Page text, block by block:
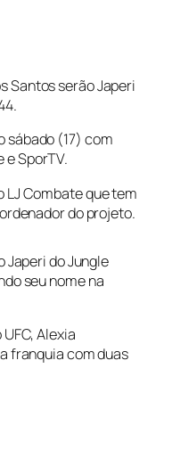
Santos serão Japeri
sábado (17) com
SporTV.
LJ Combate que tem
do projeto.
Japeri do Jungle
seu nome na
Alexia
franquia com duas